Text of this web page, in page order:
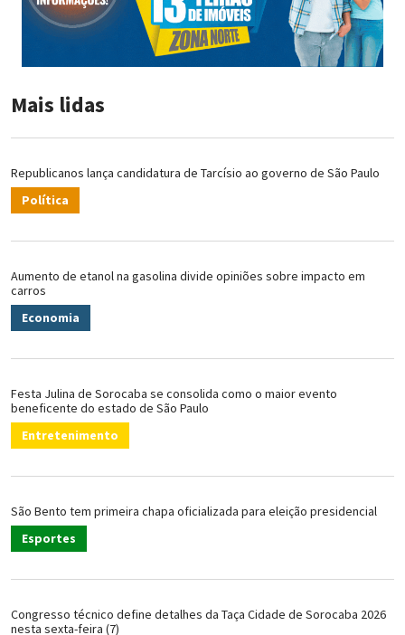
Mais lidas
Republicanos lança candidatura de Tarcísio ao governo de São Paulo
Política
Aumento de etanol na gasolina divide opiniões sobre impacto em
carros
Economia
Festa Julina de Sorocaba se consolida como o maior evento
beneficente do estado de São Paulo
Entretenimento
São Bento tem primeira chapa oficializada para eleição presidencial
Esportes
Congresso técnico define detalhes da Taça Cidade de Sorocaba 2026
nesta sexta-feira (7)